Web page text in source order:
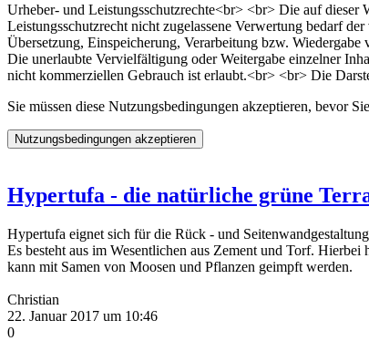
Urheber- und Leistungsschutzrechte<br> <br> Die auf dieser
Leistungsschutzrecht nicht zugelassene Verwertung bedarf
Übersetzung, Einspeicherung, Verarbeitung bzw.
Die unerlaubte Vervielfältigung oder Weitergabe einzelner
nicht kommerziellen Gebrauch ist erlaubt.<br> <br> Die
Sie müssen diese Nutzungsbedingungen akzeptieren, bevor
Hypertufa - die natürliche grüne
Hypertufa eignet sich für die Rück - und
Es besteht aus im Wesentlichen aus Zement und Torf.
kann mit Samen von Moosen und Pflanzen geimpft werden.
Christian
22. Januar 2017 um 10:46
0